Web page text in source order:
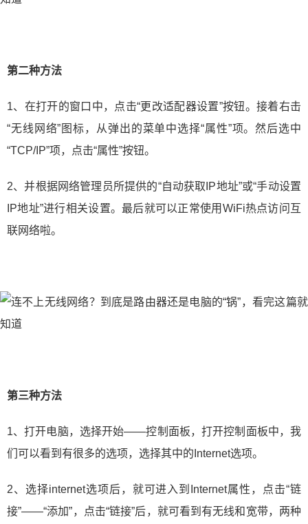
第二种方法
1、在打开的窗口中，点击“更改适配器设置”按钮。接着右击
“无线网络”图标，从弹出的菜单中选择“属性”项。然后选中
“TCP/IP”项，点击“属性”按钮。
2、并根据网络管理员所提供的“自动获取IP地址”或“手动设置
IP地址”进行相关设置。最后就可以正常使用WiFi热点访问互
联网络啦。
第三种方法
1、打开电脑，选择开始——控制面板，打开控制面板中，我
们可以看到有很多的选项，选择其中的Internet选项。
2、选择internet选项后，就可进入到Internet属性，点击“链
接”——“添加”，点击“链接”后，就可看到有无线和宽带，两种